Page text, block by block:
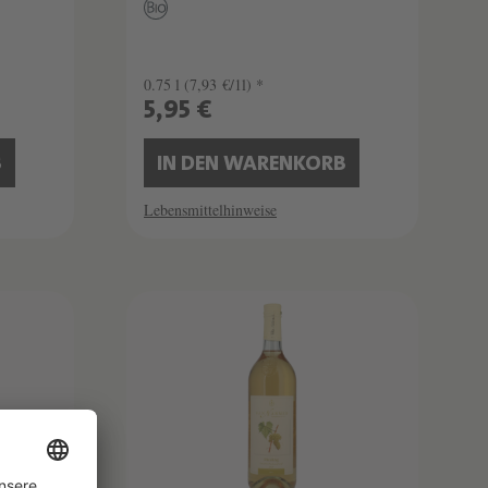
0.75 l (7,93 €/1l) *
5,95 €
IN DEN WARENKORB
Lebensmittelhinweise